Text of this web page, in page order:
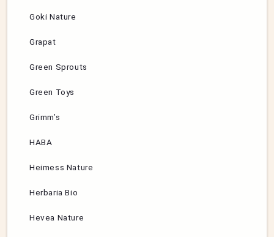
Goki Nature
Grapat
Green Sprouts
Green Toys
Grimm’s
HABA
Heimess Nature
Herbaria Bio
Hevea Nature